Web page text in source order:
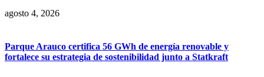
agosto 4, 2026
Parque Arauco certifica 56 GWh de energía renovable y
fortalece su estrategia de sostenibilidad junto a Statkraft